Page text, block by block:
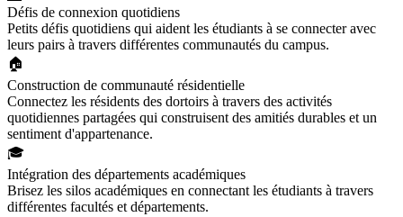
Défis de connexion quotidiens
Petits défis quotidiens qui aident les étudiants à se connecter avec
leurs pairs à travers différentes communautés du campus.
🏠
Construction de communauté résidentielle
Connectez les résidents des dortoirs à travers des activités
quotidiennes partagées qui construisent des amitiés durables et un
sentiment d'appartenance.
🎓
Intégration des départements académiques
Brisez les silos académiques en connectant les étudiants à travers
différentes facultés et départements.